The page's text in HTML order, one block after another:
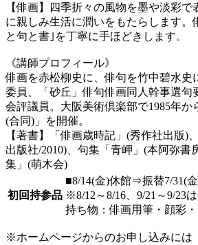
【俳画】四季折々の風物を墨や淡彩
に親しみ生活に潤いをもたらします。
と句と書｣を丁寧に手ほどきします。
《講師プロフィール》
俳画を赤松柳史に、俳句を竹中碧水史
委員、「砂丘」俳句俳画同人幹事選句
会評議員。大阪美術倶楽部で1985年か
(合同)」を開催。
【著書】「俳画歳時記」(秀作社出版)
出版社/2010)、句集「青岬」(本阿弥書
集」(萌木会)
初回持参品
■8/14(金)休館⇒振替7/31(
※8/12～8/16、9/21～9/23
持ち物：俳画用筆・顔彩
※ホームページからのお申し込みには